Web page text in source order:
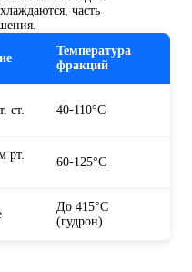
часть
Температура
фракций
ст. 40-110°C
рт.
60-125°C
До 415°C
(гудрон)